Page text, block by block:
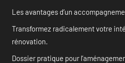
Les avantages d’un
Transformez radicalement votre
rénovation.
Dossier pratique pour